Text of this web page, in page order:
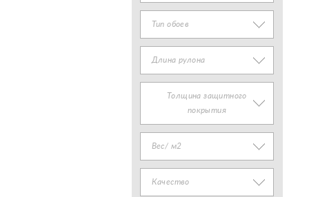
Тип обоев
Длина рулона
Толщина защитного
покрытия
Вес/ м2
Качество